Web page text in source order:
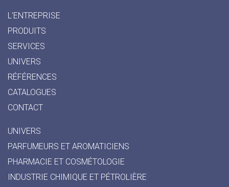
L'ENTREPRISE
PRODUITS
SERVICES
UNIVERS
RÉFÉRENCES
CATALOGUES
CONTACT
UNIVERS
PARFUMEURS ET AROMATICIENS
PHARMACIE ET COSMÉTOLOGIE
INDUSTRIE CHIMIQUE ET PÉTROLIÈRE